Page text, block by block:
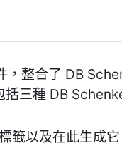
整合了 DB
三種 DB
籤以及在此生成